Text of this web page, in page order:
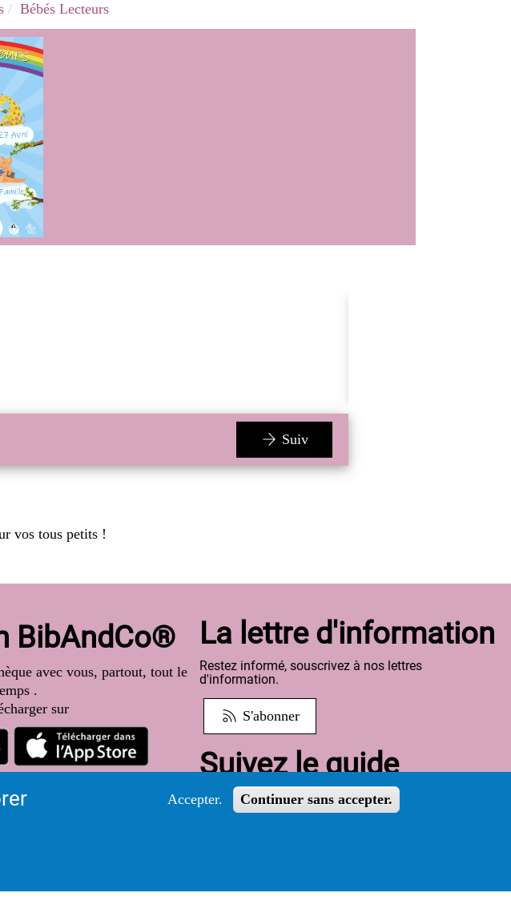
Bébés Lecteurs
Suiv
vos tous petits !
BibAndCo®
avec vous, partout, tout le
.
sur
La lettre d'information
Restez informé, souscrivez à nos lettres
d'information.
S'abonner
Suivez le guide
Informations sur l'utilisation de votre compte
adhérent
Accepter. Continuer sans accepter.